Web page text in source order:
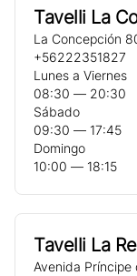
Tavelli La
La Concepción
+56222351827
Lunes a Viernes
08:30 ― 20:30
Sábado
09:30 ― 17:45
Domingo
10:00 ― 18:15
Tavelli La
Avenida